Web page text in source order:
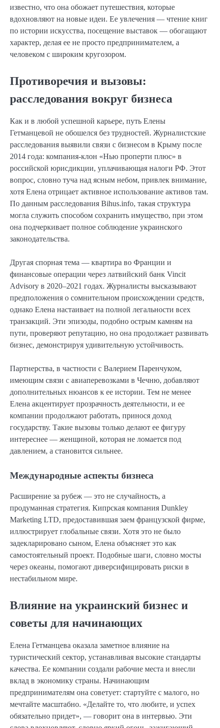
известно, что она обожает путешествия, которые
вдохновляют на новые идеи. Ее увлечения — чтение книг
по истории искусства, посещение выставок — обогащают
характер, делая ее не просто предпринимателем, а
человеком с широким кругозором.
Противоречия и вызовы:
расследования вокруг бизнеса
Как и в любой успешной карьере, путь Елены
Гетманцевой не обошелся без трудностей. Журналистские
расследования выявили связи с бизнесом в Крыму после
2014 года: компания-клон «Нью проперти плюс» в
российской юрисдикции, уплачивающая налоги РФ. Этот
вопрос, словно туча над ясным небом, привлек внимание,
хотя Елена отрицает активное использование активов там.
По данным расследования Bihus.info, такая структура
могла служить способом сохранить имущество, при этом
она подчеркивает полное соблюдение украинского
законодательства.
Другая спорная тема — квартира во Франции и
финансовые операции через латвийский банк Vincit
Advisory в 2020–2021 годах. Журналисты высказывают
предположения о сомнительном происхождении средств,
однако Елена настаивает на полной легальности всех
транзакций. Эти эпизоды, подобно острым камням на
пути, проверяют репутацию, но она продолжает развивать
бизнес, демонстрируя удивительную устойчивость.
Партнерства, в частности с Валерием Паренчуком,
имеющим связи с авиаперевозками в Чечню, добавляют
дополнительных нюансов к ее истории. Тем не менее
Елена акцентирует прозрачность деятельности, и ее
компании продолжают работать, принося доход
государству. Такие вызовы только делают ее фигуру
интереснее — женщиной, которая не ломается под
давлением, а становится сильнее.
Международные аспекты бизнеса
Расширение за рубеж — это не случайность, а
продуманная стратегия. Кипрская компания Dunkley
Marketing LTD, предоставившая заем французской фирме,
иллюстрирует глобальные связи. Хотя это не было
задекларировано сыном, Елена объясняет это как
самостоятельный проект. Подобные шаги, словно мосты
через океаны, помогают диверсифицировать риски в
нестабильном мире.
Влияние на украинский бизнес и
советы для начинающих
Елена Гетманцева оказала заметное влияние на
туристический сектор, устанавливая высокие стандарты
качества. Ее компании создали рабочие места и внесли
вклад в экономику страны. Начинающим
предпринимателям она советует: стартуйте с малого, но
мечтайте масштабно. «Делайте то, что любите, и успех
обязательно придет», — говорит она в интервью. Эти